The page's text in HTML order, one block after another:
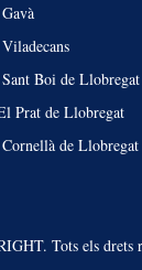
Boi de Llobregat
Prat de Llobregat
de Llobregat
Tots els drets